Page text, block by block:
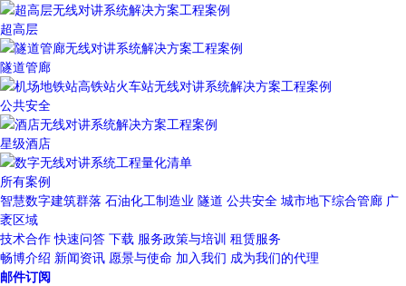
超高层
隧道管廊
公共安全
星级酒店
所有案例
智慧数字建筑群落 石油化工制造业 隧道 公共安全 城市地下综合管廊 广
袤区域
技术合作 快速问答 下载 服务政策与培训 租赁服务
畅博介绍 新闻资讯 愿景与使命 加入我们 成为我们的代理
邮件订阅